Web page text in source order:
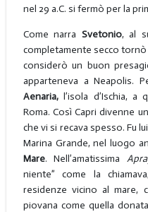
nel 29 a.C. si fermò per la
Come narra Svetonio, al
completamente secco
considerò un buon
apparteneva a Neapolis.
Aenaria,l’isola d’Ischia,
Roma. Così Capri divenne
che vi si recava spesso. Fu
Marina Grande, nel luogo
Mare. Nell’amatissima
niente” come la
residenze vicino al mare,
piovana come quella